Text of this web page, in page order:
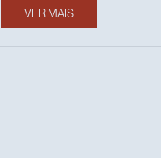
VER MAIS